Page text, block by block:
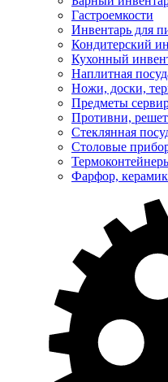
Гастроемкости
Инвентарь для
Кондитерский
Кухонный
Наплитная
Ножи, доски,
Предметы
Противни,
Стеклянная
Столовые
Фарфор,